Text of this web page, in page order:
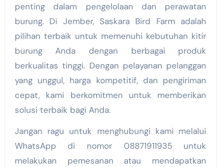
penting dalam pengelolaan dan perawatan
burung. Di Jember, Saskara Bird Farm adalah
pilihan terbaik untuk memenuhi kebutuhan kitir
burung Anda dengan berbagai produk
berkualitas tinggi. Dengan pelayanan pelanggan
yang unggul, harga kompetitif, dan pengiriman
cepat, kami berkomitmen untuk memberikan
solusi terbaik bagi Anda.
Jangan ragu untuk menghubungi kami melalui
WhatsApp di nomor 08871911935 untuk
melakukan pemesanan atau mendapatkan